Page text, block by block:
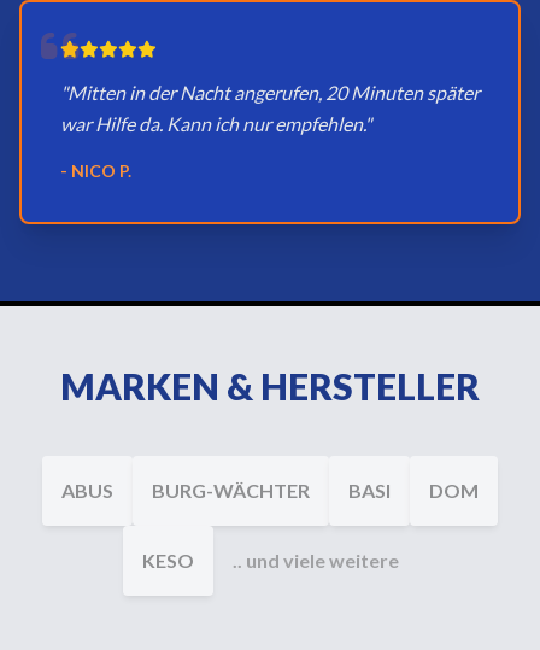
"Mitten in der Nacht angerufen, 20 Minuten später
war Hilfe da. Kann ich nur empfehlen."
- NICO P.
MARKEN & HERSTELLER
ABUS BURG-WÄCHTER BASI DOM
KESO .. und viele weitere